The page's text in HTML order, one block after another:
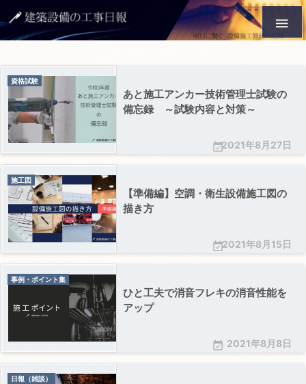

2021年8月27日
資格試験
あと施工アンカー技術管理士試験の
備忘録 ～試験内容と対策～
2021年8月15日
施工図
【準備編】空調・衛生設備施工図の
描き方
 2021年8月8日
事例・ポイント集
ひと工夫で消音フレキの消音性能を
アップ
日報（雑談）